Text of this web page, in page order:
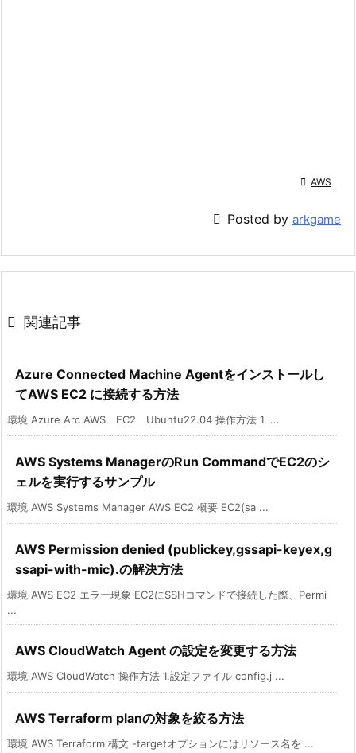
 AWS
 Posted by arkgame
 関連記事
Azure Connected Machine Agentをインストールし
てAWS EC2 に接続する方法
環境 Azure Arc AWS EC2 Ubuntu22.04 操作方法 1. ...
AWS Systems ManagerのRun CommandでEC2のシ
ェルを実行するサンプル
環境 AWS Systems Manager AWS EC2 概要 EC2(sa ...
AWS Permission denied (publickey,gssapi-keyex,g
ssapi-with-mic).の解決方法
環境 AWS EC2 エラー現象 EC2にSSHコマンドで接続した際、Permi
...
AWS CloudWatch Agent の設定を変更する方法
環境 AWS CloudWatch 操作方法 1.設定ファイル config.j ...
AWS Terraform planの対象を絞る方法
環境 AWS Terraform 構文 -targetオプションにはリソース名を ...